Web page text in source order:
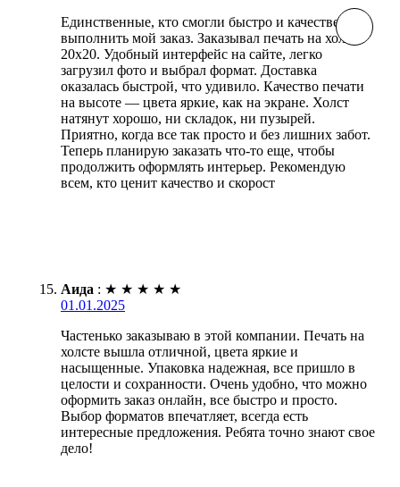
Единственные, кто смогли быстро и качественно
выполнить мой заказ. Заказывал печать на холсте
20х20. Удобный интерфейс на сайте, легко
загрузил фото и выбрал формат. Доставка
оказалась быстрой, что удивило. Качество печати
на высоте — цвета яркие, как на экране. Холст
натянут хорошо, ни складок, ни пузырей.
Приятно, когда все так просто и без лишних забот.
Теперь планирую заказать что-то еще, чтобы
продолжить оформлять интерьер. Рекомендую
всем, кто ценит качество и скорост
Аида : ★ ★ ★ ★ ★
01.01.2025
Частенько заказываю в этой компании. Печать на
холсте вышла отличной, цвета яркие и
насыщенные. Упаковка надежная, все пришло в
целости и сохранности. Очень удобно, что можно
оформить заказ онлайн, все быстро и просто.
Выбор форматов впечатляет, всегда есть
интересные предложения. Ребята точно знают свое
дело!